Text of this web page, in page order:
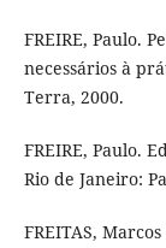
FREIRE, Paulo.
necessários à
Terra, 2000.
FREIRE, Paulo.
Rio de Janeiro:
FREITAS,